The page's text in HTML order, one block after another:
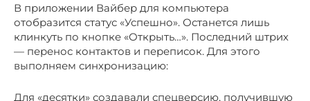
В приложении Вайбер для компьютера
отобразится статус «Успешно». Останется лишь
клинкуть по кнопке «Открыть…». Последний штрих
— перенос контактов и переписок. Для этого
выполняем синхронизацию:
Для «десятки» создавали спецверсию, получившую